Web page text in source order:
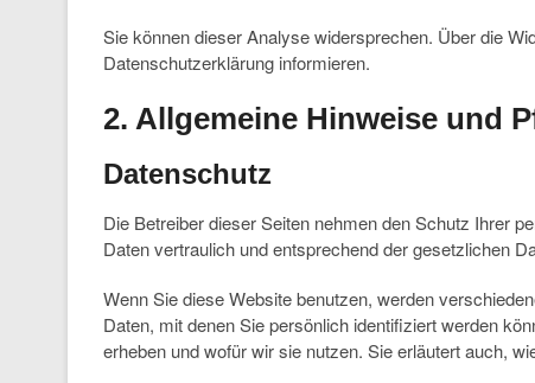
Sie können dieser Analyse widersprechen. Über die
Datenschutzerklärung informieren.
2. Allgemeine Hinweise und
Datenschutz
Die Betreiber dieser Seiten nehmen den Schutz Ihrer
Daten vertraulich und entsprechend der gesetzlichen
Wenn Sie diese Website benutzen, werden
Daten, mit denen Sie persönlich identifiziert werden
erheben und wofür wir sie nutzen. Sie erläutert auch,